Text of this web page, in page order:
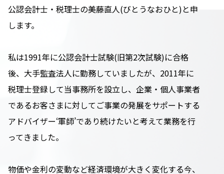
公認会計士・税理士の美藤直人(びとうなおひと)と申
します。
私は1991年に公認会計士試験(旧第2次試験)に合格
後、大手監査法人に勤務していましたが、2011年に
税理士登録して当事務所を設立し、企業・個人事業者
であるお客さまに対してご事業の発展をサポートする
アドバイザー‘軍師’であり続けたいと考えて業務を行
ってきました。
物価や金利の変動など経済環境が大きく変化する今、